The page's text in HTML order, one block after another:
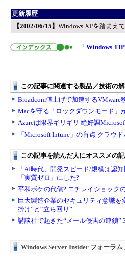
更新履歴
【2002/06/15】 Windows XPを踏まえ
「Windows
Windows Server Insider フォーラム